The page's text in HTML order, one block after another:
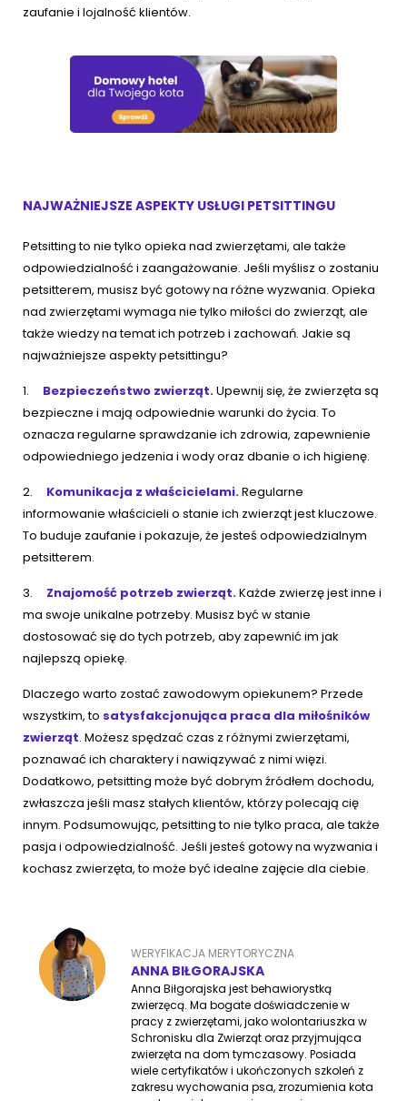
zaufanie i lojalność klientów.
NAJWAŻNIEJSZE ASPEKTY USŁUGI PETSITTINGU
Petsitting to nie tylko opieka nad zwierzętami, ale także
odpowiedzialność i zaangażowanie. Jeśli myślisz o zostaniu
petsitterem, musisz być gotowy na różne wyzwania. Opieka
nad zwierzętami wymaga nie tylko miłości do zwierząt, ale
także wiedzy na temat ich potrzeb i zachowań. Jakie są
najważniejsze aspekty petsittingu?
1. Bezpieczeństwo zwierząt.Upewnij się, że zwierzęta są
bezpieczne i mają odpowiednie warunki do życia. To
oznacza regularne sprawdzanie ich zdrowia, zapewnienie
odpowiedniego jedzenia i wody oraz dbanie o ich higienę.
2. Komunikacja z właścicielami.Regularne
informowanie właścicieli o stanie ich zwierząt jest kluczowe.
To buduje zaufanie i pokazuje, że jesteś odpowiedzialnym
petsitterem.
3. Znajomość potrzeb zwierząt.Każde zwierzę jest inne i
ma swoje unikalne potrzeby. Musisz być w stanie
dostosować się do tych potrzeb, aby zapewnić im jak
najlepszą opiekę.
Dlaczego warto zostać zawodowym opiekunem? Przede
wszystkim, to satysfakcjonująca praca dla miłośników
zwierząt. Możesz spędzać czas z różnymi zwierzętami,
poznawać ich charaktery i nawiązywać z nimi więzi.
Dodatkowo, petsitting może być dobrym źródłem dochodu,
zwłaszcza jeśli masz stałych klientów, którzy polecają cię
innym. Podsumowując, petsitting to nie tylko praca, ale także
pasja i odpowiedzialność. Jeśli jesteś gotowy na wyzwania i
kochasz zwierzęta, to może być idealne zajęcie dla ciebie.
WERYFIKACJA MERYTORYCZNA
ANNA BIŁGORAJSKA
Anna Biłgorajska jest behawiorystką
zwierzęcą. Ma bogate doświadczenie w
pracy z zwierzętami, jako wolontariuszka w
Schronisku dla Zwierząt oraz przyjmująca
zwierzęta na dom tymczasowy. Posiada
wiele certyfikatów i ukończonych szkoleń z
zakresu wychowania psa, zrozumienia kota